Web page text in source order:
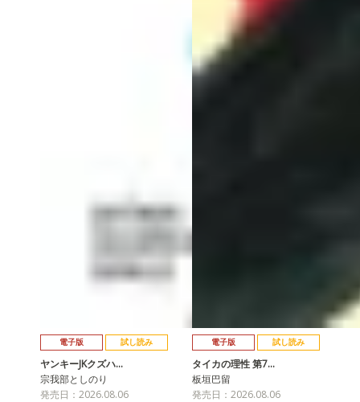
電子版 試し読み
ヤンキーJKクズハ…
宗我部としのり
発売日：2026.08.06
電子版 試し読み
タイカの理性 第7…
板垣巴留
発売日：2026.08.06